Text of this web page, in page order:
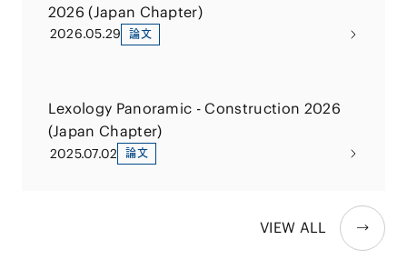
2026 (Japan Chapter)
2026.05.29 論文
Lexology Panoramic - Construction 2026
(Japan Chapter)
2025.07.02 論文
VIEW ALL